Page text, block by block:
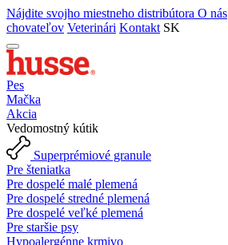
Nájdite svojho miestneho distribútora O nás
chovateľov Veterinári Kontakt SK
Pes
Mačka
Akcia
Vedomostný kútik
Superprémiové granule
Pre šteniatka
Pre dospelé malé plemená
Pre dospelé stredné plemená
Pre dospelé veľké plemená
Pre staršie psy
Hypoalergénne krmivo